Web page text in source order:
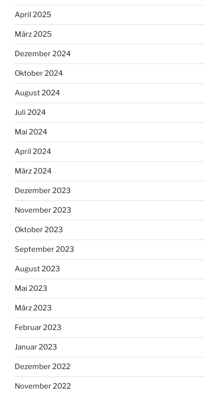
April 2025
März 2025
Dezember 2024
Oktober 2024
August 2024
Juli 2024
Mai 2024
April 2024
März 2024
Dezember 2023
November 2023
Oktober 2023
September 2023
August 2023
Mai 2023
März 2023
Februar 2023
Januar 2023
Dezember 2022
November 2022